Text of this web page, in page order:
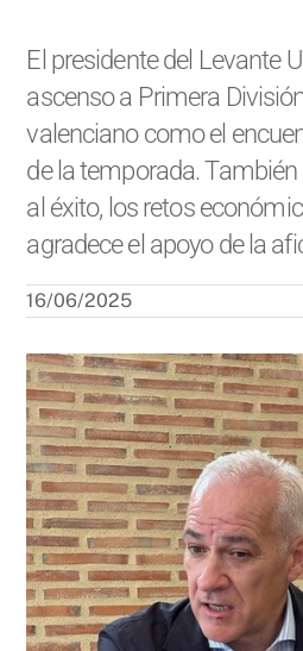
El presidente del Levante
ascenso a Primera
valenciano como el
de la temporada.
al éxito, los retos
agradece el apoyo de la
16/06/2025